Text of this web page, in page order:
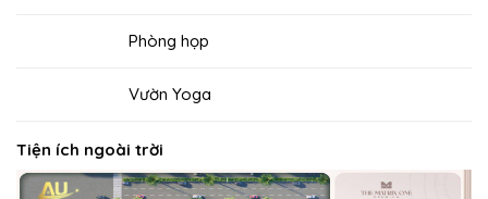
Phòng họp
Vườn Yoga
Tiện ích ngoài trời